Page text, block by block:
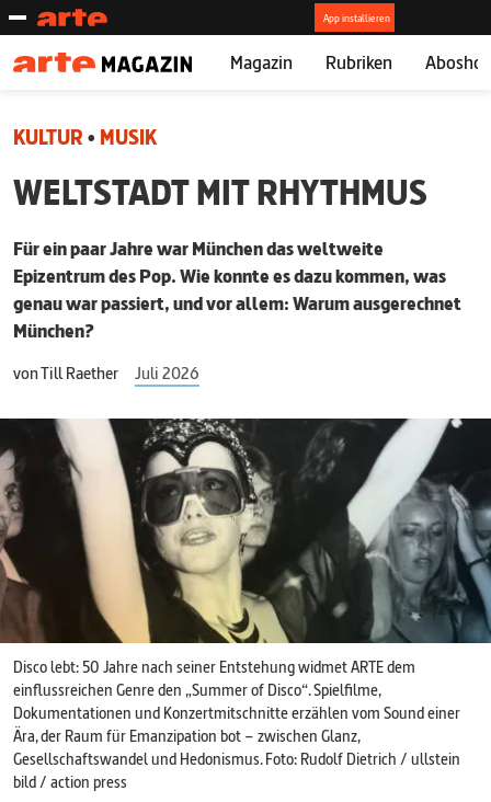
Magazin Rubriken
KULTUR • MUSIK
WELTSTADT MIT RHYTHMUS
Für ein paar Jahre war München das weltweite
Epizentrum des Pop. Wie konnte es dazu kommen, was
genau war passiert, und vor allem: Warum ausgerechnet
München?
vonTill Raether Juli 2026
Disco lebt: 50 Jahre nach seiner Entstehung widmet ARTE dem
einflussreichen Genre den „Summer of Disco“. Spielfilme,
Dokumentationen und Konzertmitschnitte erzählen vom Sound einer
Ära, der Raum für Emanzipation bot – zwischen Glanz,
Gesellschaftswandel und Hedonismus. Foto: Rudolf Dietrich / ullstein
bild / action press